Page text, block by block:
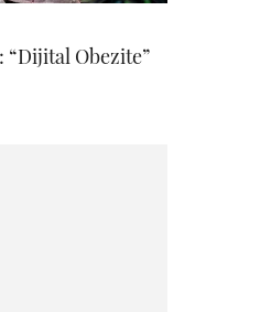
“Dijital Obezite”